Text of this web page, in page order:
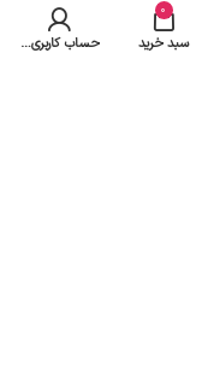
0
سبد خرید حساب کاربری من